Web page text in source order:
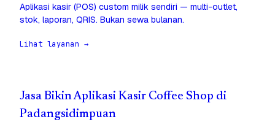
Aplikasi kasir (POS) custom milik sendiri — multi-outlet,
stok, laporan, QRIS. Bukan sewa bulanan.
Lihat layanan →
Jasa Bikin Aplikasi Kasir Coffee Shop di
Padangsidimpuan